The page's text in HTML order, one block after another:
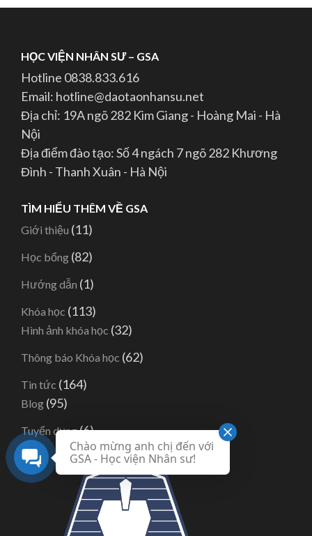
HỌC VIỆN NHÂN SƯ – GSA
Hotline 0838.833.616
Email: hotline@daotaonhansu.net
Địa chỉ: 19A ngõ 282 Kim Giang - Hoàng Mai - Hà
Nội
Địa điểm đào tạo: Số 4 ngách 7 ngõ 282 Khương
Đình - Thanh Xuân - Hà Nội
TÌM HIỂU THÊM VỀ GSA
Giới thiệu (11)
Học bổng (82)
Hướng dẫn (1)
Khóa học (113)
Hình ảnh khóa học (32)
Thông báo Khóa học (62)
Tin tức (164)
Blog (95)
Tuyển dụng(6)
Chào mừng anh chị đến với
GSA - Học viện Nhân sư!